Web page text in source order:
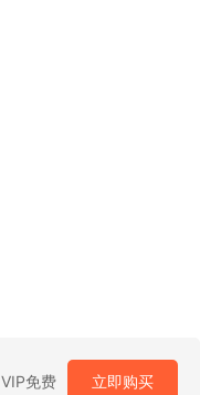
VIP免费 立即购买